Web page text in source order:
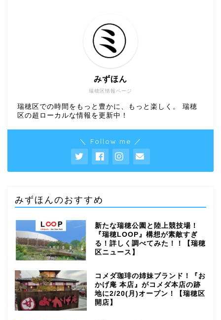
瑞穂区情報ページ
みずほん
瑞穂区での時間をもっと豊かに、もっと楽しく。 瑞穂
区の超ローカルな情報を更新中！
＼ Follow me ／
みずほんのおすすめ
新たな瑞穂公園と陸上競技場！
『瑞穂LOOP』構想が素敵すぎ
る！詳しく調べてみた！！【瑞穂
区ニュース】
コメダ珈琲の姉妹ブランド！『お
かげ庵 本店』がコメダ本店の跡
地に2/20(月)オープン！【瑞穂区
開店】